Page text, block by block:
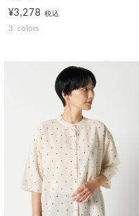
¥3,278税込
3 colors